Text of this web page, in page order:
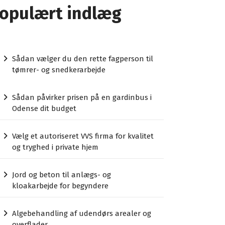
indlæg
Sådan vælger du den rette fagperson til
tømrer- og snedkerarbejde
Sådan påvirker prisen på en gardinbus i
Odense dit budget
Vælg et autoriseret VVS firma for kvalitet
og tryghed i private hjem
Jord og beton til anlægs- og
kloakarbejde for begyndere
Algebehandling af udendørs arealer og